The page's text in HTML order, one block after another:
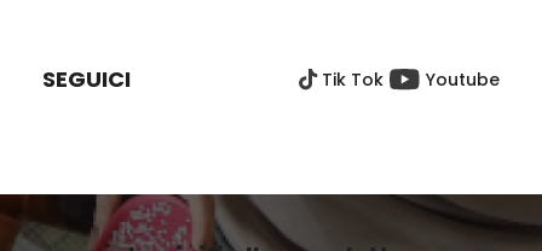
G
SEGUICI Tik Tok Youtube